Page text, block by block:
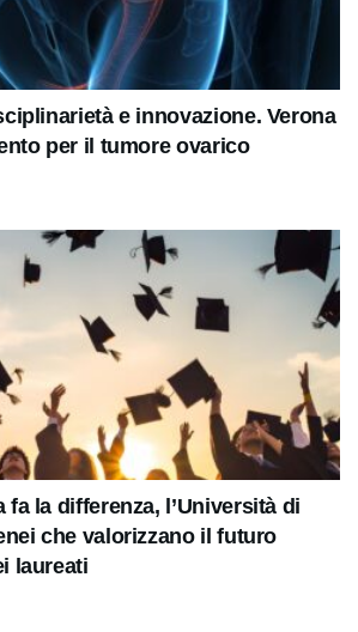
e innovazione. Verona
per il tumore ovarico
fa la differenza, l’Università di
che valorizzano il futuro
laureati